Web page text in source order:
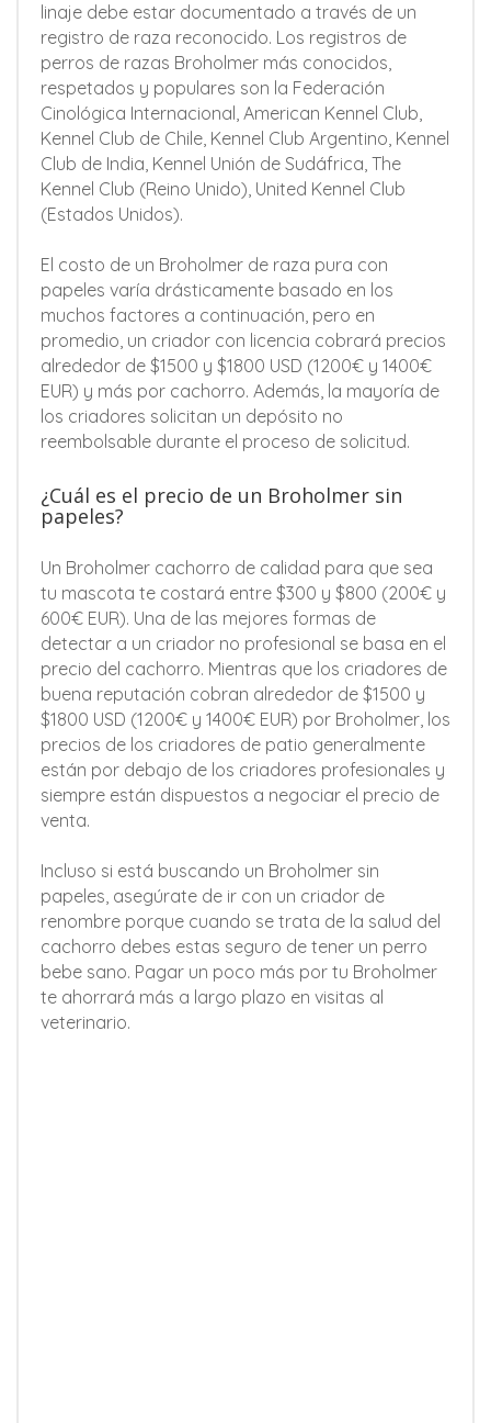
linaje debe estar documentado a través de un
registro de raza reconocido. Los registros de
perros de razas Broholmer más conocidos,
respetados y populares son la Federación
Cinológica Internacional, American Kennel Club,
Kennel Club de Chile, Kennel Club Argentino, Kennel
Club de India, Kennel Unión de Sudáfrica, The
Kennel Club (Reino Unido), United Kennel Club
(Estados Unidos).
El costo de un Broholmer de raza pura con
papeles varía drásticamente basado en los
muchos factores a continuación, pero en
promedio, un criador con licencia cobrará precios
alrededor de $1500 y $1800 USD (1200€ y 1400€
EUR) y más por cachorro. Además, la mayoría de
los criadores solicitan un depósito no
reembolsable durante el proceso de solicitud.
¿Cuál es el precio de un Broholmer sin
papeles?
Un Broholmer cachorro de calidad para que sea
tu mascota te costará entre $300 y $800 (200€ y
600€ EUR). Una de las mejores formas de
detectar a un criador no profesional se basa en el
precio del cachorro. Mientras que los criadores de
buena reputación cobran alrededor de $1500 y
$1800 USD (1200€ y 1400€ EUR) por Broholmer, los
precios de los criadores de patio generalmente
están por debajo de los criadores profesionales y
siempre están dispuestos a negociar el precio de
venta.
Incluso si está buscando un Broholmer sin
papeles, asegúrate de ir con un criador de
renombre porque cuando se trata de la salud del
cachorro debes estas seguro de tener un perro
bebe sano. Pagar un poco más por tu Broholmer
te ahorrará más a largo plazo en visitas al
veterinario.